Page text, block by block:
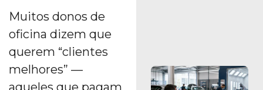
Muitos donos de
oficina dizem que
querem “clientes
melhores” —